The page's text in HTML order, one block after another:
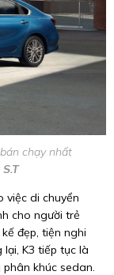
chạy nhất
việc di chuyển
cho người trẻ
đẹp, tiện nghi
K3 tiếp tục là
khúc sedan.